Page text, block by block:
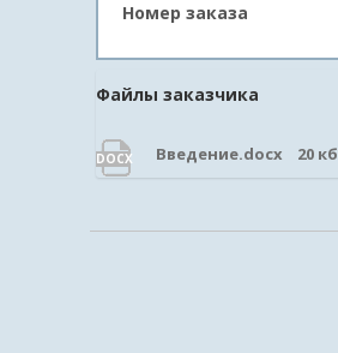
Номер заказа
Файлы заказчика
DOCX Введение.docx 20 кб